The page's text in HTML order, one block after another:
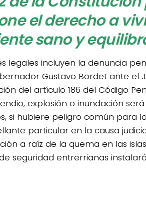
el derecho a
sano y
legales incluyen la denuncia
Gustavo Bordet ante el
del artículo 186 del Código
explosión o inundación
si hubiere peligro común para
particular en la causa
a raíz de la quema en las
seguridad entrerrianas